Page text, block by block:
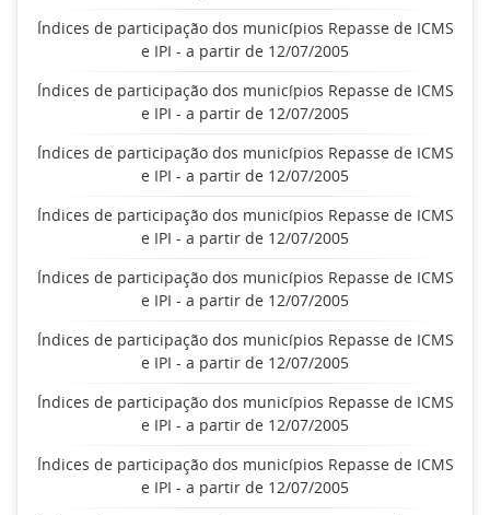
Índices de participação dos municípios Repasse de ICMS
e IPI - a partir de 12/07/2005
Índices de participação dos municípios Repasse de ICMS
e IPI - a partir de 12/07/2005
Índices de participação dos municípios Repasse de ICMS
e IPI - a partir de 12/07/2005
Índices de participação dos municípios Repasse de ICMS
e IPI - a partir de 12/07/2005
Índices de participação dos municípios Repasse de ICMS
e IPI - a partir de 12/07/2005
Índices de participação dos municípios Repasse de ICMS
e IPI - a partir de 12/07/2005
Índices de participação dos municípios Repasse de ICMS
e IPI - a partir de 12/07/2005
Índices de participação dos municípios Repasse de ICMS
e IPI - a partir de 12/07/2005